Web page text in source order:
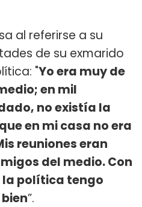
al referirse a su
de su exmarido
"Yo era muy de
en mil
no existía la
en mi casa no era
reuniones eran
del medio. Con
la política tengo
”.